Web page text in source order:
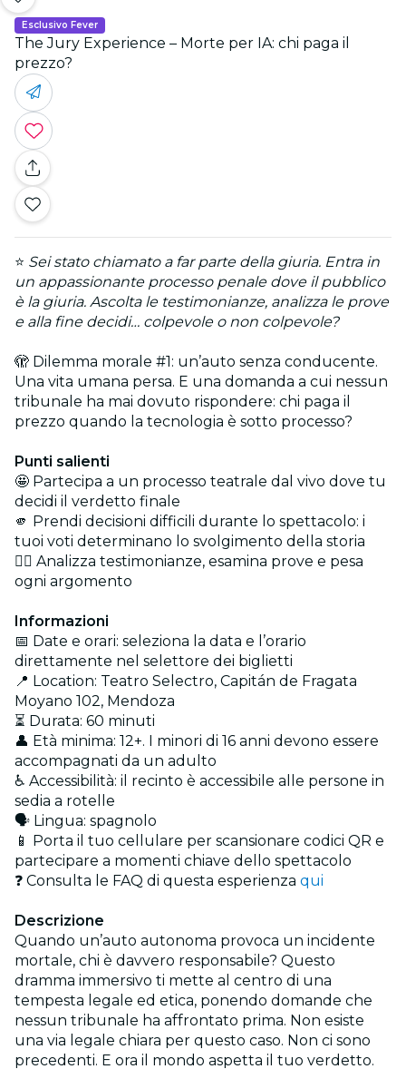
Esclusivo Fever
The Jury Experience – Morte per IA: chi paga il
prezzo?
⭐ Sei stato chiamato a far parte della giuria. Entra in
un appassionante processo penale dove il pubblico
è la giuria. Ascolta le testimonianze, analizza le prove
e alla fine decidi… colpevole o non colpevole?
🫣 Dilemma morale #1: un’auto senza conducente.
Una vita umana persa. E una domanda a cui nessun
tribunale ha mai dovuto rispondere: chi paga il
prezzo quando la tecnologia è sotto processo?
Punti salienti
🤩 Partecipa a un processo teatrale dal vivo dove tu
decidi il verdetto finale
🫵 Prendi decisioni difficili durante lo spettacolo: i
tuoi voti determinano lo svolgimento della storia
🕵️‍♂️ Analizza testimonianze, esamina prove e pesa
ogni argomento
Informazioni
📅 Date e orari: seleziona la data e l’orario
direttamente nel selettore dei biglietti
📍 Location: Teatro Selectro, Capitán de Fragata
Moyano 102, Mendoza
⏳ Durata: 60 minuti
👤 Età minima: 12+. I minori di 16 anni devono essere
accompagnati da un adulto
♿ Accessibilità: il recinto è accessibile alle persone in
sedia a rotelle
🗣️ Lingua: spagnolo
📱 Porta il tuo cellulare per scansionare codici QR e
partecipare a momenti chiave dello spettacolo
❓ Consulta le FAQ di questa esperienza qui
Descrizione
Quando un’auto autonoma provoca un incidente
mortale, chi è davvero responsabile? Questo
dramma immersivo ti mette al centro di una
tempesta legale ed etica, ponendo domande che
nessun tribunale ha affrontato prima. Non esiste
una via legale chiara per questo caso. Non ci sono
precedenti. E ora il mondo aspetta il tuo verdetto.